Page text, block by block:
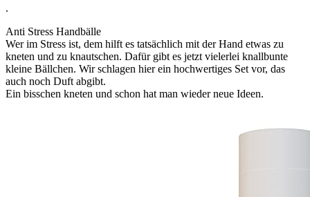
.
Anti Stress Handbälle
Wer im Stress ist, dem hilft es tatsächlich mit der Hand etwas zu
kneten und zu knautschen. Dafür gibt es jetzt vielerlei knallbunte
kleine Bällchen. Wir schlagen hier ein hochwertiges Set vor, das
auch noch Duft abgibt.
Ein bisschen kneten und schon hat man wieder neue Ideen.